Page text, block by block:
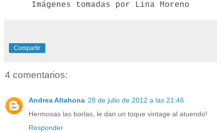
Imágenes tomadas por Lina Moreno
Compartir
4 comentarios:
Andrea Altahona 28 de julio de 2012 a las 21:46
Hermosas las borlas, le dan un toque vintage al atuendo!
Responder